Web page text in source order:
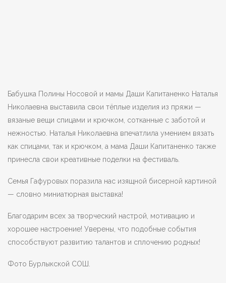
Бабушка Полины Носовой и мамы Даши Капитаненко Наталья
Николаевна выставила свои тёплые изделия из пряжи —
вязаные вещи спицами и крючком, сотканные с заботой и
нежностью. Наталья Николаевна впечатлила умением вязать
как спицами, так и крючком, а мама Даши Капитаненко также
принесла свои креативные поделки на фестиваль.
Семья Гафуровых поразила нас изящной бисерной картиной
— словно миниатюрная выставка!
Благодарим всех за творческий настрой, мотивацию и
хорошее настроение! Уверены, что подобные события
способствуют развитию талантов и сплочению родных!
Фото Бурлыкской СОШ.